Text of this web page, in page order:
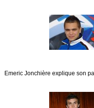
Emeric Jonchière explique son